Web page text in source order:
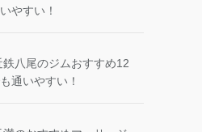
やすい！
鉄八尾のジムおすすめ12
通いやすい！